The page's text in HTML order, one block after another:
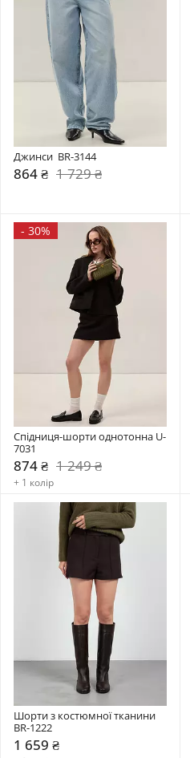
Джинси  BR-3144
864 ₴ 1 729 ₴
- 30%
Спідниця-шорти однотонна U-
7031
874 ₴ 1 249 ₴
+ 1 колір
Шорти з костюмної тканини
BR-1222
1 659 ₴